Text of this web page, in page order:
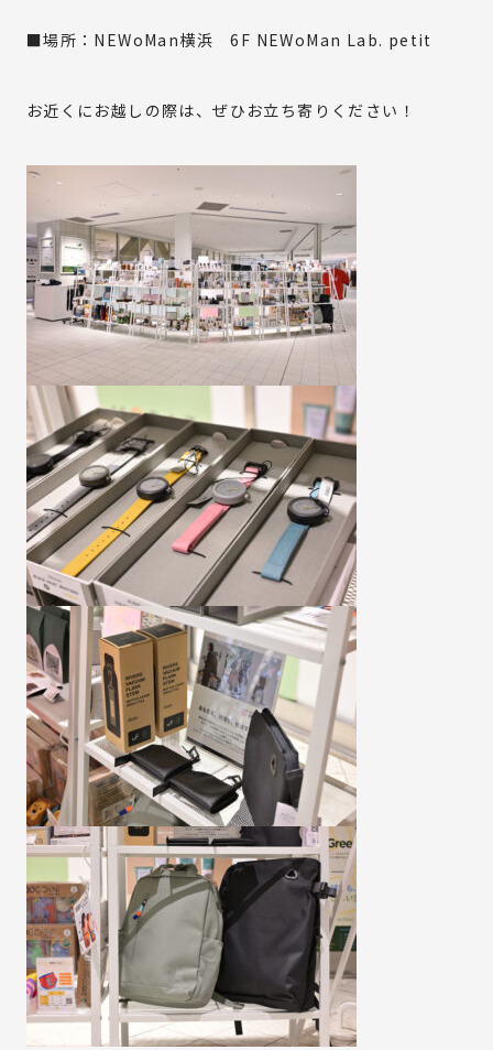
Copyright(C) OUR EARTH PROJECT All Right Reserved.
■場所：NEWoMan横浜 6F NEWoMan Lab. petit
お近くにお越しの際は、ぜひお立ち寄りください！